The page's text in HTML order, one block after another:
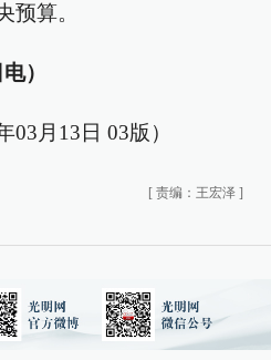
预算。
）
03月13日 03版）
[ 责编：王宏泽 ]